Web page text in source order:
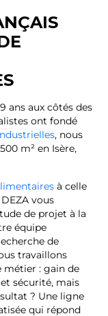
ans aux côtés des
ont fondé
, nous
m² en Isère,
à celle
vous
de projet à la
équipe
de
travaillons
métier : gain de
sécurité, mais
? Une ligne
qui répond